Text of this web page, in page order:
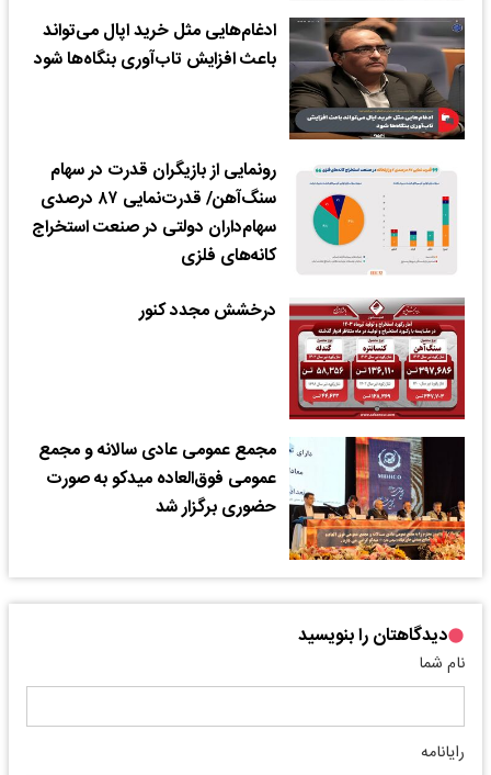
ادغام‌هایی مثل خرید اپال می‌تواند
باعث افزایش تاب‌آوری بنگاه‌ها شود
رونمایی از بازیگران قدرت در سهام
سنگ‌آهن/ قدرت‌نمایی ۸۷ درصدی
سهام‌داران دولتی در صنعت استخراج
کانه‌های فلزی
درخشش مجدد کنور
مجمع عمومی عادی سالانه و مجمع
عمومی فوق‌العاده میدکو به صورت
حضوری برگزار شد
دیدگاهتان را بنویسید
نام شما
رایانامه